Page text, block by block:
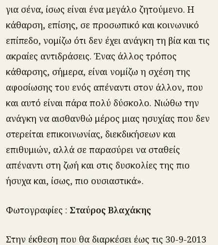
για σένα, ίσως είναι ένα μεγάλο ζητούμενο. Η
κάθαρση, επίσης, σε προσωπικό και κοινωνικό
επίπεδο, νομίζω ότι δεν έχει ανάγκη τη βία και τις
ακραίες αντιδράσεις. Ένας άλλος τρόπος
κάθαρσης, σήμερα, είναι νομίζω η σχέση της
αφοσίωσης του ενός απέναντι στον άλλον, που
και αυτό είναι πάρα πολύ δύσκολο. Νιώθω την
ανάγκη να αισθανθώ μέρος μιας ησυχίας που δεν
στερείται επικοινωνίας, διεκδικήσεων και
επιθυμιών, αλλά σε παρασύρει να σταθείς
απέναντι στη ζωή και στις δυσκολίες της πιο
ήσυχα και, ίσως, πιο ουσιαστικά».
Φωτογραφίες : Σταύρος Βλαχάκης
Στην έκθεση που θα διαρκέσει έως τις 30-9-2013